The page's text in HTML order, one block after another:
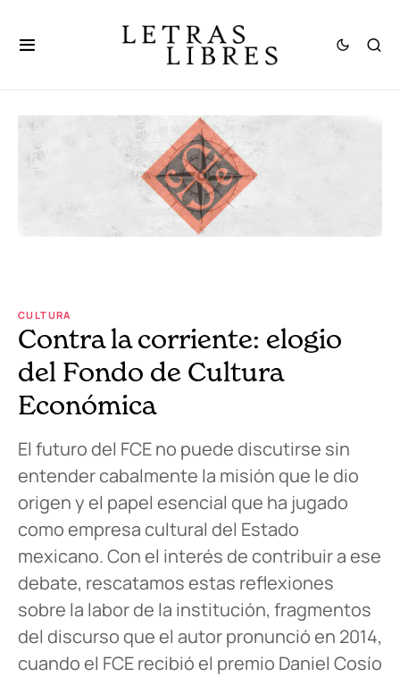
CULTURA
Contra la corriente: elogio
del Fondo de Cultura
Económica
El futuro del FCE no puede discutirse sin
entender cabalmente la misión que le dio
origen y el papel esencial que ha jugado
como empresa cultural del Estado
mexicano. Con el interés de contribuir a ese
debate, rescatamos estas reflexiones
sobre la labor de la institución, fragmentos
del discurso que el autor pronunció en 2014,
cuando el FCE recibió el premio Daniel Cosío